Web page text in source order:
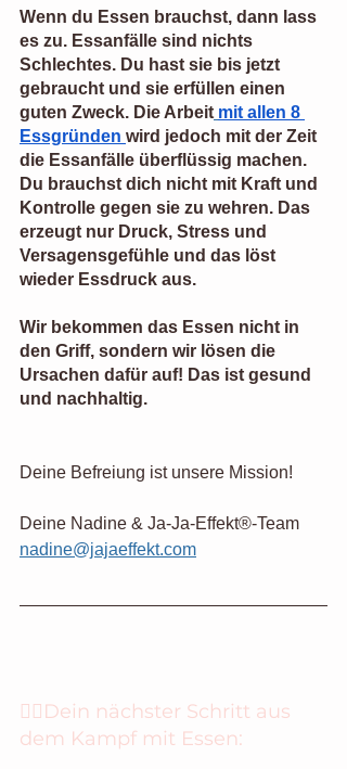
Wenn du Essen brauchst, dann lass
es zu. Essanfälle sind nichts
Schlechtes. Du hast sie bis jetzt
gebraucht und sie erfüllen einen
guten Zweck. Die Arbeit mit allen 8
Essgründen wird jedoch mit der Zeit
die Essanfälle überflüssig machen.
Du brauchst dich nicht mit Kraft und
Kontrolle gegen sie zu wehren. Das
erzeugt nur Druck, Stress und
Versagensgefühle und das löst
wieder Essdruck aus.
Wir bekommen das Essen nicht in
den Griff, sondern wir lösen die
Ursachen dafür auf! Das ist gesund
und nachhaltig.
Deine Befreiung ist unsere Mission!
Deine Nadine & Ja-Ja-Effekt®-Team
nadine@jajaeffekt.com
🙋‍♀️Dein nächster Schritt aus
dem Kampf mit Essen: